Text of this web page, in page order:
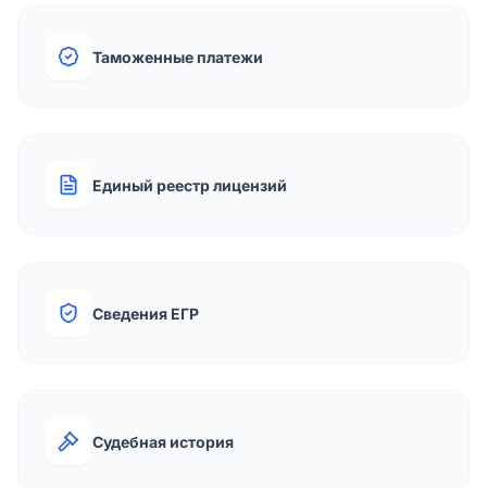
Таможенные платежи
Единый реестр лицензий
Сведения ЕГР
Судебная история